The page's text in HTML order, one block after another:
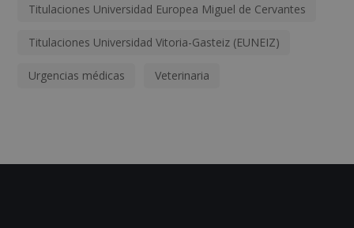
Titulaciones Universidad Europea Miguel de Cervantes
Titulaciones Universidad Vitoria-Gasteiz (EUNEIZ)
Urgencias médicas Veterinaria